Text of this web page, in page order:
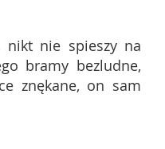
nikt nie spieszy na
bramy bezludne,
znękane, on sam